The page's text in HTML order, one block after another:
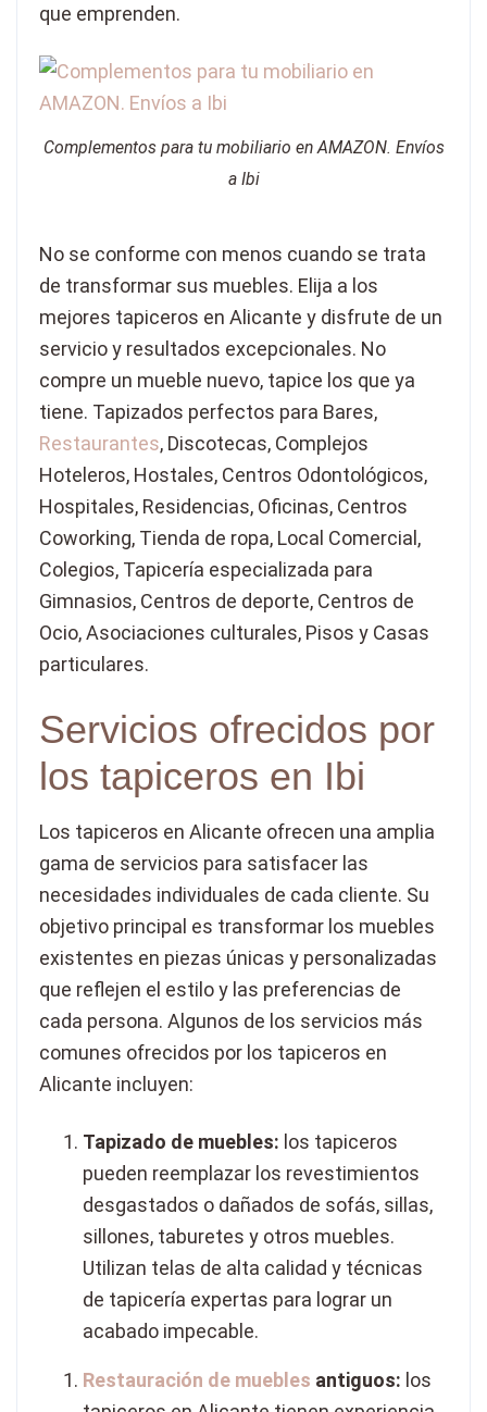
que emprenden.
Complementos para tu mobiliario en AMAZON. Envíos
a Ibi
No se conforme con menos cuando se trata
de transformar sus muebles. Elija a los
mejores tapiceros en Alicante y disfrute de un
servicio y resultados excepcionales. No
compre un mueble nuevo, tapice los que ya
tiene. Tapizados perfectos para Bares,
Restaurantes, Discotecas, Complejos
Hoteleros, Hostales, Centros Odontológicos,
Hospitales, Residencias, Oficinas, Centros
Coworking, Tienda de ropa, Local Comercial,
Colegios, Tapicería especializada para
Gimnasios, Centros de deporte, Centros de
Ocio, Asociaciones culturales, Pisos y Casas
particulares.
Servicios ofrecidos por
los tapiceros en Ibi
Los tapiceros en Alicante ofrecen una amplia
gama de servicios para satisfacer las
necesidades individuales de cada cliente. Su
objetivo principal es transformar los muebles
existentes en piezas únicas y personalizadas
que reflejen el estilo y las preferencias de
cada persona. Algunos de los servicios más
comunes ofrecidos por los tapiceros en
Alicante incluyen:
Tapizado de muebles: los tapiceros
pueden reemplazar los revestimientos
desgastados o dañados de sofás, sillas,
sillones, taburetes y otros muebles.
Utilizan telas de alta calidad y técnicas
de tapicería expertas para lograr un
acabado impecable.
Restauración de muebles antiguos: los